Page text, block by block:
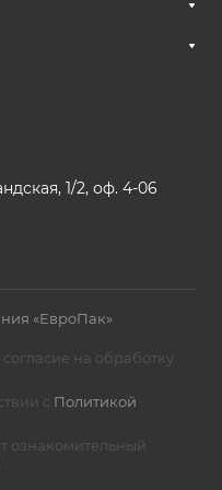
1/2, оф. 4-06
«ЕвроПак»
на обработку
с Политикой
ознакомительный